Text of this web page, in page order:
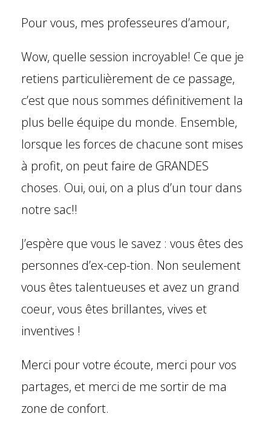
Pour vous, mes professeures d’amour,
Wow, quelle session incroyable! Ce que je
retiens particulièrement de ce passage,
c’est que nous sommes définitivement la
plus belle équipe du monde. Ensemble,
lorsque les forces de chacune sont mises
à profit, on peut faire de GRANDES
choses. Oui, oui, on a plus d’un tour dans
notre sac!!
J’espère que vous le savez : vous êtes des
personnes d’ex-cep-tion. Non seulement
vous êtes talentueuses et avez un grand
coeur, vous êtes brillantes, vives et
inventives !
Merci pour votre écoute, merci pour vos
partages, et merci de me sortir de ma
zone de confort.